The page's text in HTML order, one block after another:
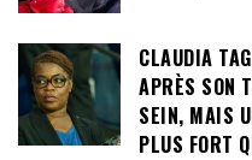
CLAUDIA
APRÈS SON
SEIN, MAIS
PLUS FORT